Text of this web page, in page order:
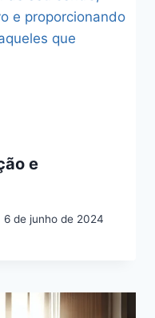
e
6 de junho de 2024